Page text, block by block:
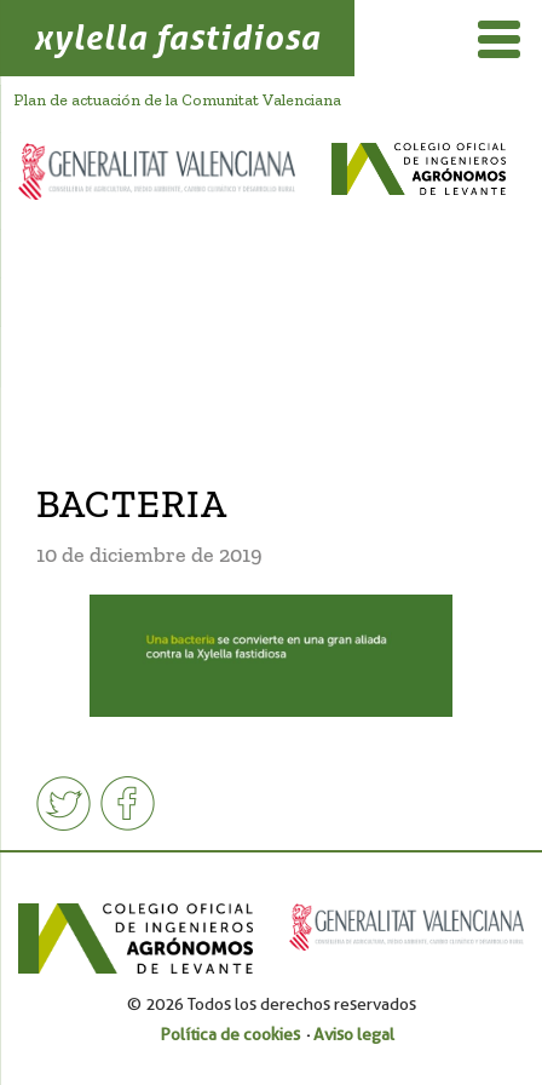
xylella fastidiosa
Plan de actuación de la Comunitat Valenciana
BACTERIA
10 de diciembre de 2019
© 2026 Todos los derechos reservados
Política de cookies
Aviso legal